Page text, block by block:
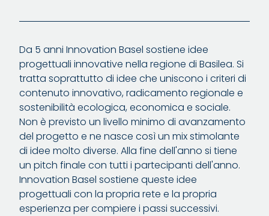
Da 5 anni Innovation Basel sostiene idee
progettuali innovative nella regione di Basilea. Si
tratta soprattutto di idee che uniscono i criteri di
contenuto innovativo, radicamento regionale e
sostenibilità ecologica, economica e sociale.
Non è previsto un livello minimo di avanzamento
del progetto e ne nasce così un mix stimolante
di idee molto diverse. Alla fine dell'anno si tiene
un pitch finale con tutti i partecipanti dell'anno.
Innovation Basel sostiene queste idee
progettuali con la propria rete e la propria
esperienza per compiere i passi successivi.